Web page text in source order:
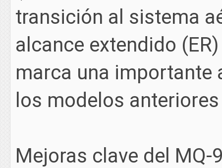
transición al sistema
alcance extendido
marca una importante
los modelos
Mejoras clave del MQ-